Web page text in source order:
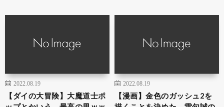
2022.08.19
【ダイの大冒険】大魔道士ポ
2022.08.19
【漫画】金色のガッシュ2を